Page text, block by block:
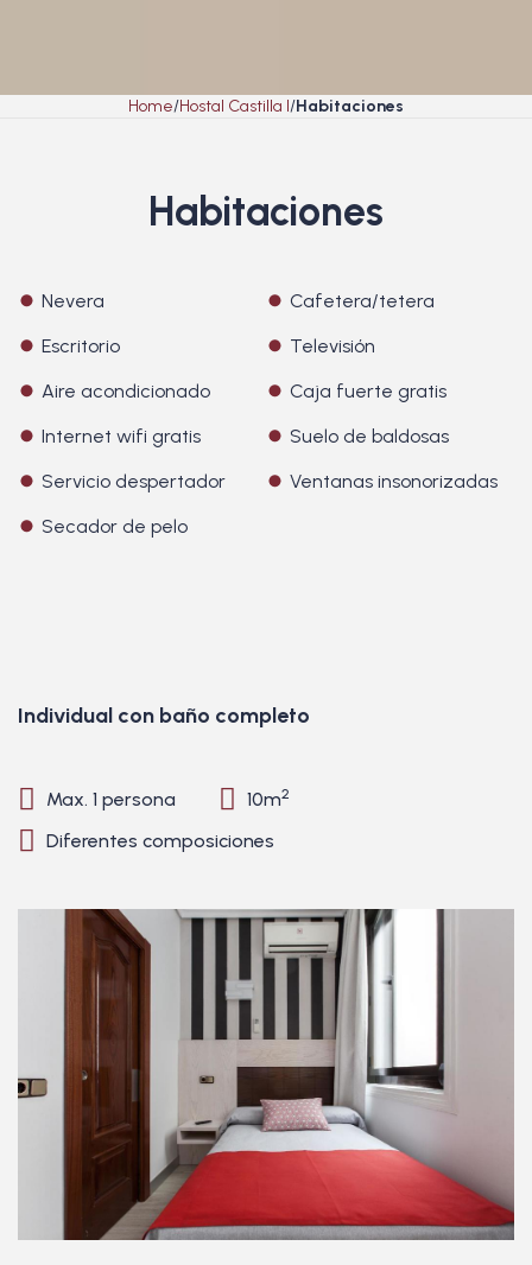
Home Hostal Castilla I Habitaciones
Habitaciones
Nevera
Cafetera/tetera
Escritorio
Televisión
Aire acondicionado
Caja fuerte gratis
Internet wifi gratis
Suelo de baldosas
Servicio despertador
Ventanas insonorizadas
Secador de pelo
Individual con baño completo
Max. 1 persona 10m2
Diferentes composiciones